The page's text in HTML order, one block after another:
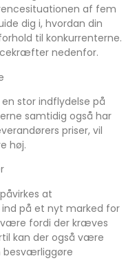
af fem
dig i, hvordan din
til konkurrenterne.
nedenfor.
stor indflydelse på
samtidig også har
priser, vil
høj.
at
på et nyt marked for
være fordi der kræves
kan der også være
besværliggøre